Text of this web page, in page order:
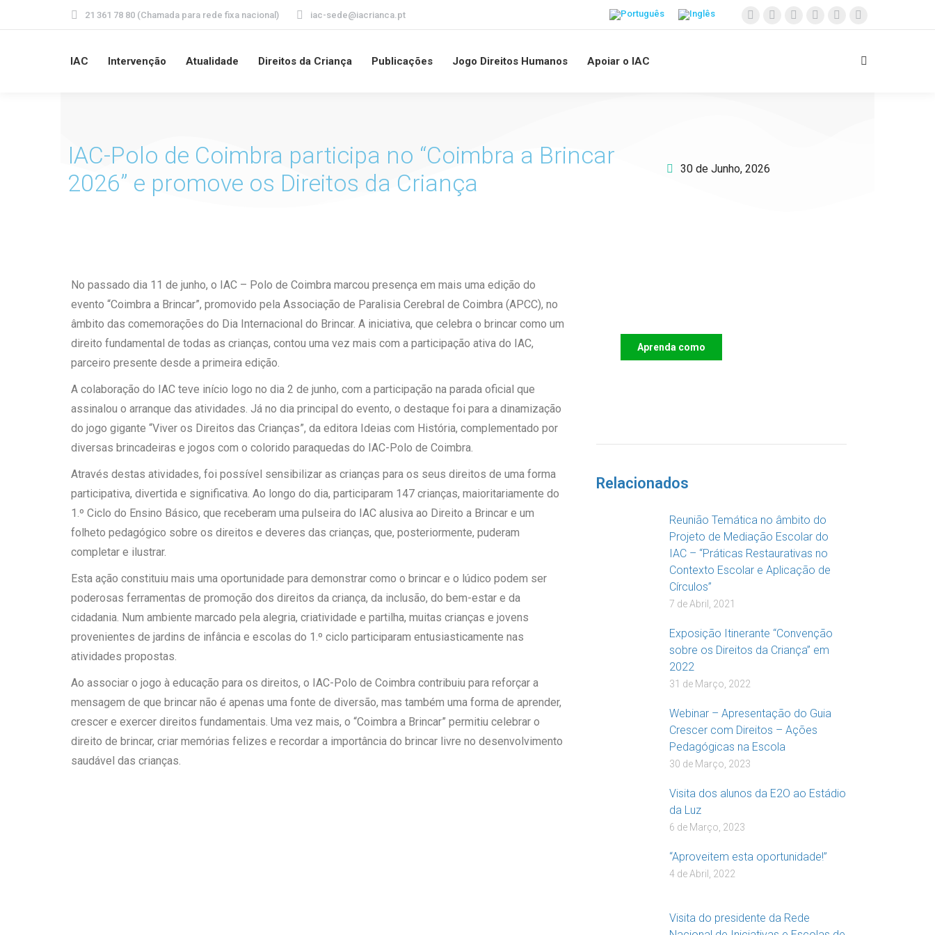
21 361 78 80 (Chamada para rede fixa nacional) iac-sede@iacrianca.pt
IAC Intervenção Atualidade Direitos da Criança Publicações Jogo Direitos Humanos Apoiar o IAC
IAC-Polo de Coimbra participa no “Coimbra a Brincar
2026” e promove os Direitos da Criança
30 de Junho, 2026
No passado dia 11 de junho, o IAC – Polo de Coimbra marcou presença em mais uma edição do
evento “Coimbra a Brincar”, promovido pela Associação de Paralisia Cerebral de Coimbra (APCC), no
âmbito das comemorações do Dia Internacional do Brincar. A iniciativa, que celebra o brincar como um
direito fundamental de todas as crianças, contou uma vez mais com a participação ativa do IAC,
parceiro presente desde a primeira edição.
A colaboração do IAC teve início logo no dia 2 de junho, com a participação na parada oficial que
assinalou o arranque das atividades. Já no dia principal do evento, o destaque foi para a dinamização
do jogo gigante “Viver os Direitos das Crianças”, da editora Ideias com História, complementado por
diversas brincadeiras e jogos com o colorido paraquedas do IAC-Polo de Coimbra.
Através destas atividades, foi possível sensibilizar as crianças para os seus direitos de uma forma
participativa, divertida e significativa. Ao longo do dia, participaram 147 crianças, maioritariamente do
1.º Ciclo do Ensino Básico, que receberam uma pulseira do IAC alusiva ao Direito a Brincar e um
folheto pedagógico sobre os direitos e deveres das crianças, que, posteriormente, puderam
completar e ilustrar.
Esta ação constituiu mais uma oportunidade para demonstrar como o brincar e o lúdico podem ser
poderosas ferramentas de promoção dos direitos da criança, da inclusão, do bem-estar e da
cidadania. Num ambiente marcado pela alegria, criatividade e partilha, muitas crianças e jovens
provenientes de jardins de infância e escolas do 1.º ciclo participaram entusiasticamente nas
atividades propostas.
Ao associar o jogo à educação para os direitos, o IAC-Polo de Coimbra contribuiu para reforçar a
mensagem de que brincar não é apenas uma fonte de diversão, mas também uma forma de aprender,
crescer e exercer direitos fundamentais. Uma vez mais, o “Coimbra a Brincar” permitiu celebrar o
direito de brincar, criar memórias felizes e recordar a importância do brincar livre no desenvolvimento
saudável das crianças.
Aprenda como
Relacionados
Reunião Temática no âmbito do
Projeto de Mediação Escolar do
IAC – “Práticas Restaurativas no
Contexto Escolar e Aplicação de
Círculos”
7 de Abril, 2021
Exposição Itinerante “Convenção
sobre os Direitos da Criança” em
2022
31 de Março, 2022
Webinar – Apresentação do Guia
Crescer com Direitos – Ações
Pedagógicas na Escola
30 de Março, 2023
Visita dos alunos da E2O ao Estádio
da Luz
6 de Março, 2023
“Aproveitem esta oportunidade!”
4 de Abril, 2022
Visita do presidente da Rede